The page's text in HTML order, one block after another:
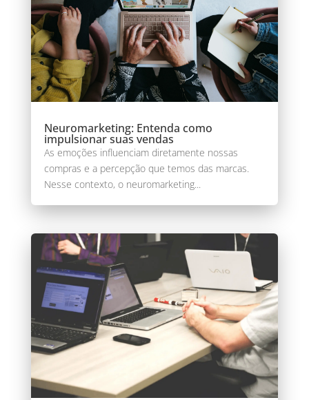
Neuromarketing: Entenda como
impulsionar suas vendas
As emoções influenciam diretamente nossas
compras e a percepção que temos das marcas.
Nesse contexto, o neuromarketing...